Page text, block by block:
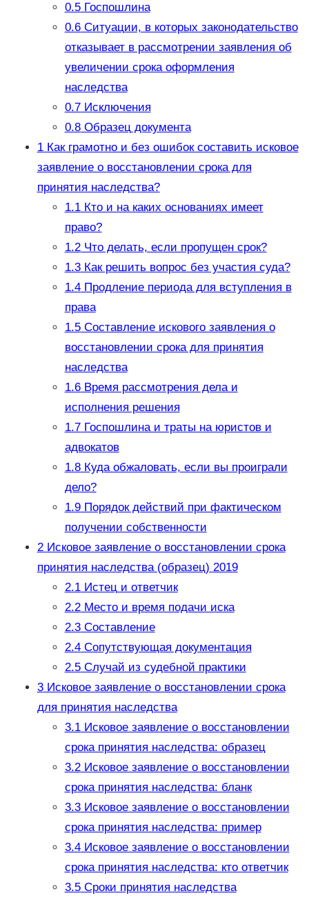
0.5Госпошлина
0.6Ситуации, в которых законодательство
отказывает в рассмотрении заявления об
увеличении срока оформления
наследства
0.7Исключения
0.8Образец документа
1Как грамотно и без ошибок составить исковое
заявление о восстановлении срока для
принятия наследства?
1.1Кто и на каких основаниях имеет
право?
1.2Что делать, если пропущен срок?
1.3Как решить вопрос без участия суда?
1.4Продление периода для вступления в
права
1.5Составление искового заявления о
восстановлении срока для принятия
наследства
1.6Время рассмотрения дела и
исполнения решения
1.7Госпошлина и траты на юристов и
адвокатов
1.8Куда обжаловать, если вы проиграли
дело?
1.9Порядок действий при фактическом
получении собственности
2Исковое заявление о восстановлении срока
принятия наследства (образец) 2019
2.1Истец и ответчик
2.2Место и время подачи иска
2.3Составление
2.4Сопутствующая документация
2.5Случай из судебной практики
3Исковое заявление о восстановлении срока
для принятия наследства
3.1Исковое заявление о восстановлении
срока принятия наследства: образец
3.2Исковое заявление о восстановлении
срока принятия наследства: бланк
3.3Исковое заявление о восстановлении
срока принятия наследства: пример
3.4Исковое заявление о восстановлении
срока принятия наследства: кто ответчик
3.5Сроки принятия наследства